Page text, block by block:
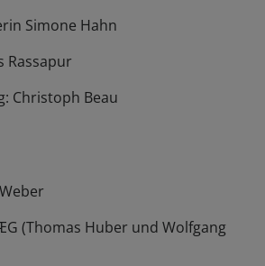
Simone Hahn
Rassapur
Christoph Beau
(Thomas Huber und Wolfgang